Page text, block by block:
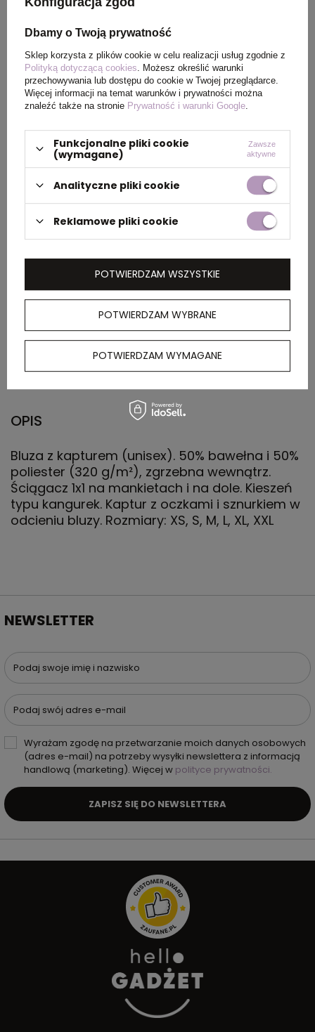
Kolor pastelowy zielony
Wymiary
kartonu
zewnętrznego
0.590x0.380x0.390
kartonie
wewnętrznym
kartonu
zewnętrznego
11.000
OPIS
Bluza z kapturem (unisex). 50% bawełna i 50%
poliester (320 g/m²), zgrzebna wewnątrz.
Ściągacz 1x1 na mankietach i na dole. Kieszeń
typu kangurek. Kaptur z oczkami i sznurkiem w
odcieniu bluzy. Rozmiary: XS, S, M, L, XL, XXL
NEWSLETTER
Podaj swoje imię i nazwisko
Podaj swój adres e-mail
Wyrażam zgodę na przetwarzanie moich danych osobowych
(adres e-mail) na potrzeby wysyłki newslettera z informacją
handlową (marketing). Więcej w polityce prywatności.
ZAPISZ SIĘ DO NEWSLETTERA
Dbamy o Twoją prywatność
Sklep korzysta z plików cookie w celu realizacji usług zgodnie z
Polityką dotyczącą cookies . Możesz określić warunki
przechowywania lub dostępu do cookie w Twojej przeglądarce.
Więcej informacji na temat warunków i prywatności można
znaleźć także na stronie Prywatność i warunki Google
Funkcjonalne pliki cookie
(wymagane)
Zawsze
aktywne
Analityczne pliki cookie
Reklamowe pliki cookie
POTWIERDZAM WYBRANE
POTWIERDZAM WYMAGANE
POTWIERDZAM WSZYSTKIE